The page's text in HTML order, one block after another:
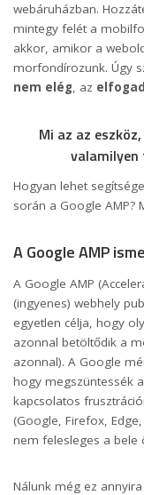
webáruházban.
mintegy felét a
akkor, amikor a
morfondírozunk. Úgy
nem elég, az
Mi az az
valamilyen
Hogyan lehet
során a Google AMP?
A Google AMP
A Google AMP
(ingyenes) webhely
egyetlen célja, hogy
azonnal betöltődik a
azonnal). A Google
hogy megszüntessék
kapcsolatos
(Google, Firefox,
nem felesleges a bele
Nálunk még ez